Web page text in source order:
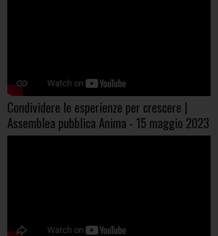
Condividere le esperienze per crescere |
Assemblea pubblica Anima - 15 maggio 2023